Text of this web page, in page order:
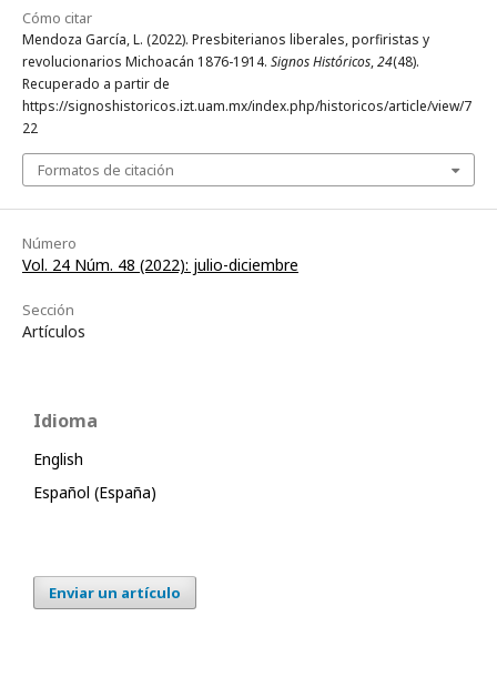
Cómo citar
Mendoza García, L. (2022). Presbiterianos liberales, porfiristas y
revolucionarios Michoacán 1876-1914. Signos Históricos,24(48).
Recuperado a partir de
https://signoshistoricos.izt.uam.mx/index.php/historicos/article/view/7
22
Formatos de citación
Número
Vol. 24 Núm. 48 (2022): julio-diciembre
Sección
Artículos
Idioma
English
Español (España)
Enviar un artículo